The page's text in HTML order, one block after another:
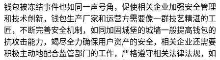
钱包被冻结事件也如同一声号角，促使相关企业加强安全管理
和技术创新，钱包生产厂家和运营方需要像一群技艺精湛的工
匠，不断完善安全机制，如同加固城堡的城墙一般提高钱包的
抗攻击能力，竭尽全力确保用户资产的安全，相关企业还需要
积极主动地配合监管部门的工作，严格遵守相关法律法规，如